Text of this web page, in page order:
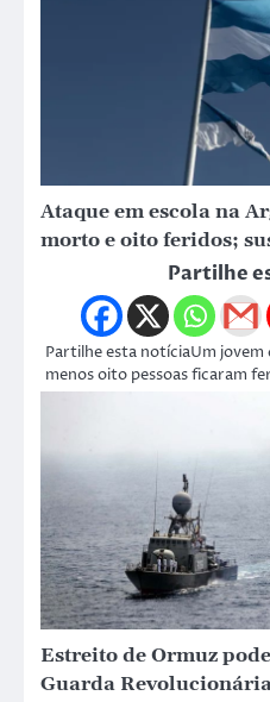
Ataque em escola na
morto e oito feridos;
Partilhe
Partilhe esta notíciaUm
menos oito pessoas ficaram
Estreito de Ormuz
Guarda